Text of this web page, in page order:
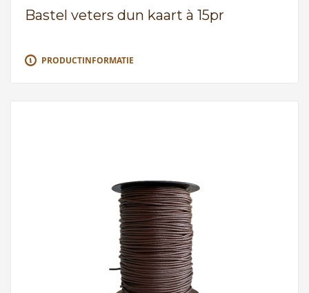
Bastel veters dun kaart à 15pr
PRODUCTINFORMATIE